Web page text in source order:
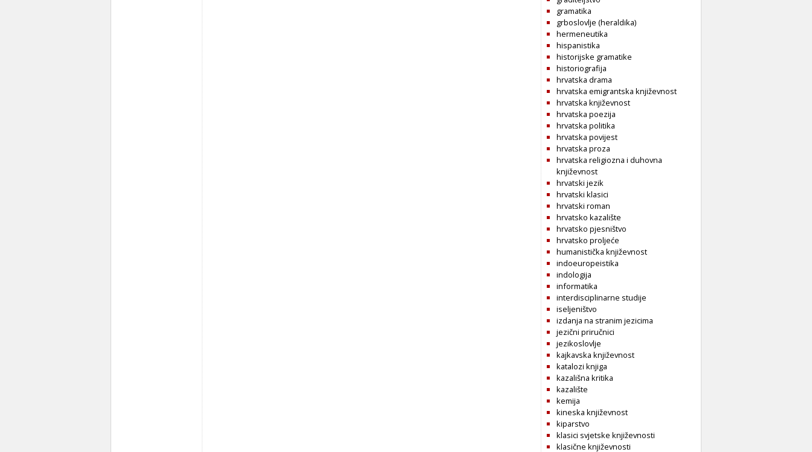
gramatika
grboslovlje (heraldika)
hermeneutika
hispanistika
historijske gramatike
historiografija
hrvatska drama
hrvatska emigrantska književnost
hrvatska književnost
hrvatska poezija
hrvatska politika
hrvatska povijest
hrvatska proza
hrvatska religiozna i duhovna
književnost
hrvatski jezik
hrvatski klasici
hrvatski roman
hrvatsko kazalište
hrvatsko pjesništvo
hrvatsko proljeće
humanistička književnost
indoeuropeistika
indologija
informatika
interdisciplinarne studije
iseljeništvo
izdanja na stranim jezicima
jezični priručnici
jezikoslovlje
kajkavska književnost
katalozi knjiga
kazališna kritika
kazalište
kemija
kineska književnost
kiparstvo
klasici svjetske književnosti
klasične književnosti